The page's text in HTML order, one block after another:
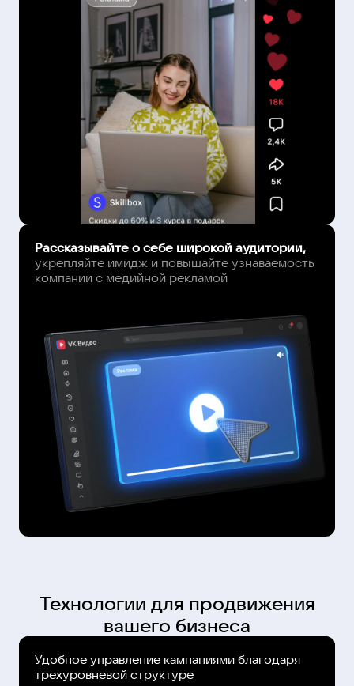
Рассказывайте о себе широкой аудитории,
укрепляйте имидж и повышайте узнаваемость
компании с медийной рекламой
Технологии для продвижения
вашего бизнеса
Удобное управление кампаниями благодаря
трехуровневой структуре